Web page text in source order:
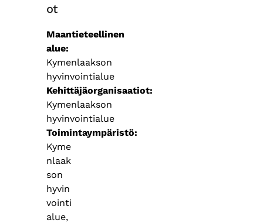
ot
Maantieteellinen
alue
Kymenlaakson
hyvinvointialue
Kehittäjäorganisaatiot
Kymenlaakson
hyvinvointialue
Toimintaympäristö
Kyme
nlaak
son
hyvin
vointi
alue,